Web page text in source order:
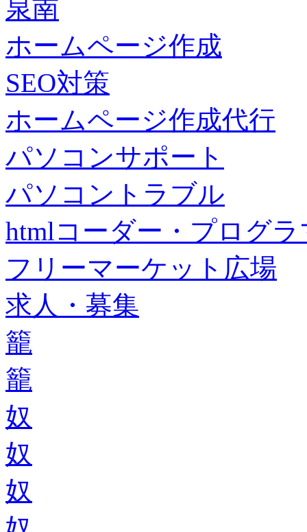
泉南
ホームページ作成
SEO対策
ホームページ作成代行
パソコンサポート
パソコントラブル
htmlコーダー・プログラ
フリーマーケット広場
求人・募集
籠
籠
奴
奴
奴